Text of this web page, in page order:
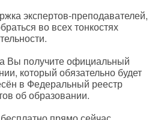
экспертов-преподавателей,
во всех тонкостях
Вы получите официальный
который обязательно будет
в Федеральный реестр
об образовании.